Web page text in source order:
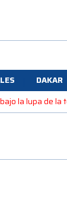
DAKAR
la lupa de la